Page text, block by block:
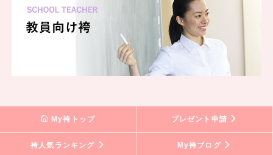
My袴トップ プレゼント申請
袴人気ランキング My袴ブログ